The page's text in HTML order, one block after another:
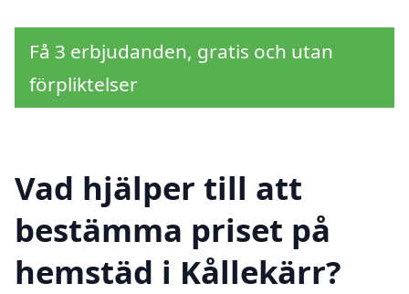
Få 3 erbjudanden, gratis och utan
förpliktelser
Vad hjälper till att
bestämma priset på
hemstäd i Kållekärr?